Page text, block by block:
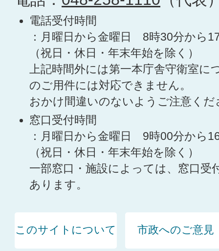
電話受付時間
：月曜日から金曜日 8時30分から
（祝日・休日・年末年始を除く）
上記時間外には第一本庁舎守衛室に
のご用件には対応できません。
おかけ間違いのないようご注意くだ
窓口受付時間
：月曜日から金曜日 9時00分から
（祝日・休日・年末年始を除く）
一部窓口・施設によっては、窓口受
あります。
このサイトについて 市政へのご意見